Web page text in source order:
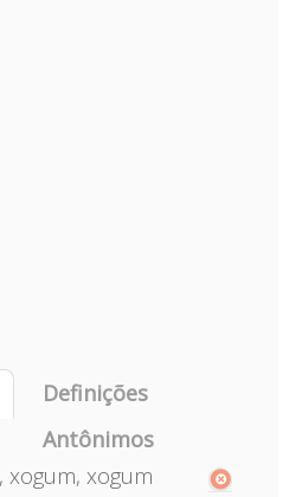
Definições
Antônimos
xogum, xogum